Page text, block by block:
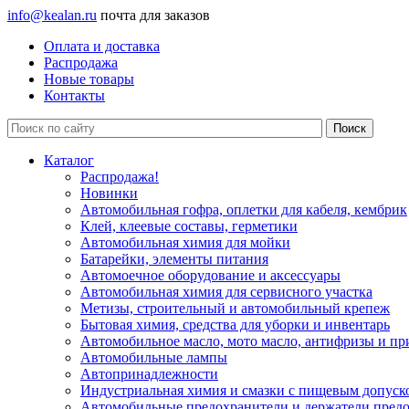
info@kealan.ru почта для заказов
Оплата и доставка
Распродажа
Новые товары
Контакты
Каталог
Распродажа!
Новинки
Автомобильная гофра, оплетки для кабеля, кембрик
Клей, клеевые составы, герметики
Автомобильная химия для мойки
Батарейки, элементы питания
Автомоечное оборудование и аксессуары
Автомобильная химия для сервисного участка
Метизы, строительный и автомобильный крепеж
Бытовая химия, средства для уборки и инвентарь
Автомобильное масло, мото масло, антифризы и
Автомобильные лампы
Автопринадлежности
Индустриальная химия и смазки с пищевым